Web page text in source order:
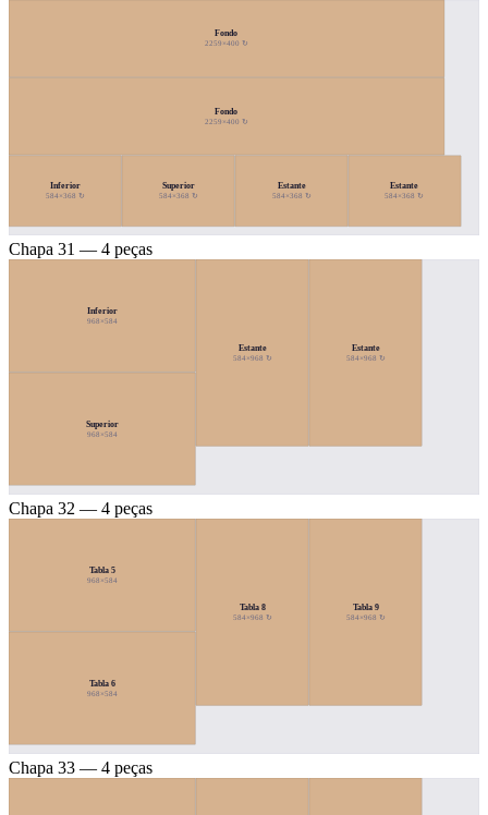
Fondo
2259×400 ↻
Fondo
2259×400 ↻
Inferior
584×368 ↻
Superior
584×368 ↻
Estante
584×368 ↻
Estante
584×368 ↻
Chapa 31 — 4 peças
Inferior
968×584
Superior
968×584
Estante
584×968 ↻
Estante
584×968 ↻
Chapa 32 — 4 peças
Tabla 5
968×584
Tabla 6
968×584
Tabla 8
584×968 ↻
Tabla 9
584×968 ↻
Chapa 33 — 4 peças